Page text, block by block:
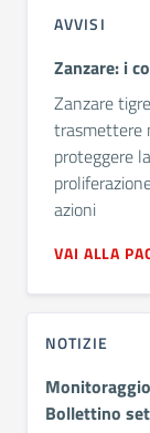
AVVISI
Zanzare: i
Zanzare
trasmettere
proteggere
azioni
VAI ALLA
NOTIZIE
Bollettino